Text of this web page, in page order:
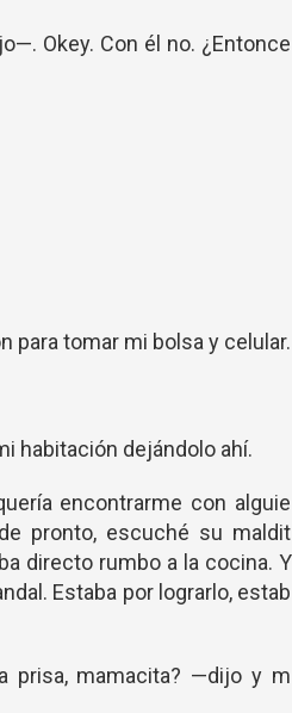
Okey. Con él no.
para tomar mi bolsa y celular.
habitación dejándolo ahí.
encontrarme con
pronto, escuché su
directo rumbo a la cocina.
Estaba por lograrlo,
prisa, mamacita? —dijo y